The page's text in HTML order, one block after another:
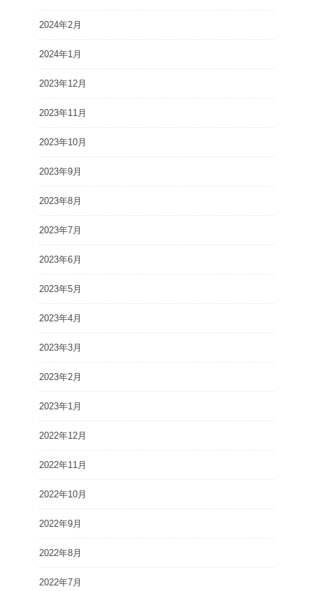
2024年2月
2024年1月
2023年12月
2023年11月
2023年10月
2023年9月
2023年8月
2023年7月
2023年6月
2023年5月
2023年4月
2023年3月
2023年2月
2023年1月
2022年12月
2022年11月
2022年10月
2022年9月
2022年8月
2022年7月